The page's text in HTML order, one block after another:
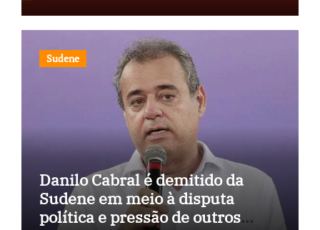
Sudene
Danilo Cabral é demitido da
Sudene em meio à disputa
política e pressão de outros